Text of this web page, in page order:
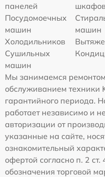
панелей
Посудомоечных
машин
машин
Холодильников
Сушильных
машин
Мы занимаемся
обслуживанием техники
гарантийного периода.
работает независимо и
авторизации от
указанные на сайте,
ознакомительный
офертой согласно п. 2
обозначения торговой